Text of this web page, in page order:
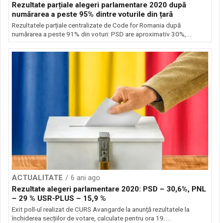
Rezultate parțiale alegeri parlamentare 2020 după
numărarea a peste 95% dintre voturile din țară
Rezultatele parțiale centralizate de Code for Romania după
numărarea a peste 91% din voturi: PSD are aproximativ 30%,...
ACTUALITATE
6 ani ago
Rezultate alegeri parlamentare 2020: PSD – 30,6%, PNL
– 29 % USR-PLUS – 15,9 %
Exit poll-ul realizat de CURS Avangarde la anunță rezultatele la
închiderea secțiilor de votare, calculate pentru ora 19....